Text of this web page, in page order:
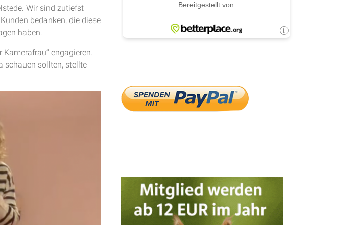
Wir sind zutiefst
bedanken, die diese
haben.
engagieren.
schauen sollten, stellte